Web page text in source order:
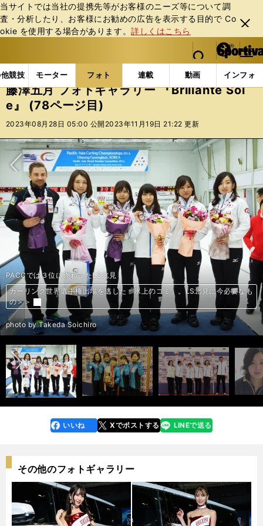
当サイトでは当社の提携先等がお客様のニーズ等について調
査・分析したり、お客様にお勧めの広告を表⽰する⽬的で Co
okie を使⽤する場合があります。詳しくはこちら
閉じ
る
web Sportiva (webスポルティーバ)
検索
マイペ
ー
ジ
メニュ
競技 モーター フォト 連載 動画 インフォ
b
ス
ポ
ル
ー
バ
フォトギャラリー スポーツビーナスギャラリー 藤
藤澤五月 フォトギャラリー 『Brillante Sol
e』 (78ページ目)
2023年08月28日 05:00 公開 2023年11月19日 21:22 更新
次へ
カーリングほか冬季競技記事一覧
カーリングほか冬季競技記事一覧
カーリングほか冬季競技記事一覧
カーリングほか冬季競技記事一覧
カーリングほか冬季競技記事一覧
カーリングほか冬季競技記事一覧
カーリングほか冬季競技記事一覧
カーリングほか冬季競技記事一覧
カーリングほか冬季競技記事一覧
カーリングほか冬季競技記事一覧
カーリングほか冬季競技記事一覧
カーリングほか冬季競技記事一覧
カーリングほか冬季競技記事一覧
カーリングほか冬季競技記事一覧
カーリングほか冬季競技記事一覧
カーリングほか冬季競技記事一覧
カーリングほか冬季競技記事一覧
カーリングほか冬季競技記事一覧
カーリングほか冬季競技記事一覧
カーリングほか冬季競技記事一覧
カーリングほか冬季競技記事一覧
カーリングほか冬季競技記事一覧
カーリングほか冬季競技記事一覧
カーリングほか冬季競技記事一覧
カーリングほか冬季競技記事一覧
カーリングほか冬季競技記事一覧
カーリングほか冬季競技記事一覧
カーリングほか冬季競技記事一覧
カーリングほか冬季競技記事一覧
カーリングほか冬季競技記事一覧
カーリングほか冬季競技記事一覧
カーリングほか冬季競技記事一覧
カーリングほか冬季競技記事一覧
カーリングほか冬季競技記事一覧
カーリングほか冬季競技記事一覧
カーリングほか冬季競技記事一覧
カーリングほか冬季競技記事一覧カーリングほか冬季競技記事一覧
カーリングほか冬季競技記事一覧
カーリングほか冬季競技記事一覧
カーリングほか冬季競技記事一覧
カーリングほか冬季競技記事一覧カーリングほか冬季競技記事一覧
カーリングほか冬季競技記事一覧
カーリングほか冬季競技記事一覧
カーリングほか冬季競技記事一覧
カーリングほか冬季競技記事一覧
カーリングほか冬季競技記事一覧
高校２年の冬、自らの進路について「とても迷った」という藤澤五月
「今しかできない」カーリングで生きていく覚悟を決めた藤澤五月の中部
電力入りはこうして決まった＞＞
photo by JMPA
カナダ・トロントで行なわれているグランドスラムに出場中のロコ・ソラー
レ。その現地より
ロコ・ソラーレ藤澤五月が当時流行していた「ビクトリー！」と叫んでい
た合宿 それがカーリング人生「すべての原点」だった＞＞
写真：吉田知那美撮影
ロコ・ソラーレの藤澤五月。２月末には日本ミックスダブルス選手権に出場
した
「半泣き」だった藤澤五月のスキップデビュー 「なんだこれ？」の連続だ
った初の欧州で衝撃を受けた、のちのライバルとは＞＞
photo by (C)JCA IDE
幼い頃の藤澤五月（左）。右は姉
ロコ・ソラーレ藤澤五月が初恋の相手を明かす。小学生の頃に抱いた「将
来の夢」とは？＞＞
写真：本人提供
ロコ・ソラーレの藤澤五月（中央）。カーリング女子日本代表として出場し
た2022年北京五輪では銀メダルを獲得した
ロコ・ソラーレ藤澤五月のカーリング人生。世界トップクラスに成長した
スキップの「原点」【連載スタート！】＞＞
photo by JMPA
幼少期の藤澤五月（左から２番目）。写真左から姉、本人、兄、母、父
ロコ・ソラーレ藤澤五月のカーリング人生。世界トップクラスに成長した
スキップの「原点」【連載スタート！】＞＞
写真：本人提供
スキップとしてチームを五輪ファイナルへと導いた藤澤五月
ロコ・ソラーレの藤澤五月が「投げ直したい」と悔やむ北京五輪でのショ
ット。「あの一投で勝敗が決まった」＞＞
photo by JMPA
北京五輪で銀メダルを獲得したロコ・ソラーレ
五輪銀メダルのロコ・ソラーレも絶対ではない。カーリング女子日本選手
権は過去最高レベルの争い＞＞
photo by JMPA
ロコ・ソラーレ、銅メダルから銀メダルへ。藤澤五月が語るチームの成長
とカーリングの魅力＞＞
photo by Fujimaki Goh
ロコ・ソラーレ、銅メダルから銀メダルへ。藤澤五月が語るチームの成長
とカーリングの魅力＞＞
カーリング女子日本代表・藤澤五月。メダル獲得の立役者はまさに「勉強
家」だった＞＞
photo by Fujimaki Goh
カーリング女子日本代表・藤澤五月。メダル獲得の立役者はまさに「勉強
家」だった＞＞
北京五輪で銀メダルを獲得したカーリング女子日本代表のロコ・ソラーレ
カーリング女子日本代表がもたらしたメダル以上に大切なもの。十分に伝
えた競技の魅力とカーリング界への好影響＞＞
photo by JMPA
日本カーリング史上初のファイナル進出を決めた日本代表のロコ・ソラーレ
カーリング女子日本代表が圧巻のショット率を叩き出した要因。初の頂点
へ緻密な戦略に期待＞＞
photo by JMPA
準決勝進出を決めたカーリング女子日本代表
藤澤五月の苦しむ姿を見て日本のライバルからエール。カーリング女子日
本代表の本領はこれから発揮される＞＞
photo by JMPA
ラウンドロビン４戦を終えて３勝１敗と好調なカーリング女子日本代表のロ
コ・ソラーレ
カーリング女子日本代表、快進撃の理由。難しいアイスへの対応力が向
上、予選突破へ中国、韓国との連戦が山場＞＞
photo by Noto Sunao/JMPA
北京五輪に挑むカーリング女子日本代表のロコ・ソラーレ。左から吉田知那
美、吉田夕梨花、鈴木夕湖、藤澤五月
ロコ・ソラーレの５人が語った北京五輪への思い。藤澤五月は「世界一に
なってみたいと思うようになった」＞＞
photo by Fujimaki Goh
PACCでは準優勝に終わったロコ・ソラーレ
ロコ・ソラーレにとって、PACCの敗戦も世界一への「いい教訓」＞＞
photo by Takeda Soichiro
五輪銅メダルのLS北見が、今度は日本選手権覇者・富士急との日本代表決定
戦に臨む
カーリング娘が負けられない激突！日本代表はLS北見か、富士急か＞＞
photo by JMPA
ミックスダブルス世界選手権で５位になった藤澤＆山口ペア
藤澤＆山口ペア、世界５位！カーリング界はこの快挙を次に活かせるか＞
＞
photo by Takeda Soichiro
ミックスダブルス世界選手権で５位になった藤澤＆山口ペア
カーリング再び快進撃。引きつる藤澤五月を山口剛史がイジってほぐす＞
＞
photo by Takeda Soichiro
本番へ向けて、入念な調整を重ねてきた山口＆藤澤ペア
カーリング藤澤五月ペア、結成１カ月半で再び「世界のトップ」に挑む＞
＞
photo by Takeda Soichiro
ミックスダブルス選手権を制した藤澤五月と山口剛史のペア
「無双」のカーリング藤澤五月。ミックスダブルスも世界を驚かせる！＞
＞
photo by Takeda Soichiro
吉田知那美（左）と藤澤五月の激突も見られるか
カーリング女子メダリストが激突のミックスダブルス、勝つのは誰だ？＞
＞
photo by JMPA
日本カーリング史上初の五輪メダルを獲得したLS北見
10カ国中９位のショット率でも、カーリング女子がメダルを取れたわけ＞
＞
photo by JMPA
平昌五輪でメダル獲得を目指すカーリング女子代表の藤澤五月（左）
カッコ悪くても勝つ。カーリングの求道者・藤澤五月は勝利に飢えている
＞＞
photo by JMPA
五輪初の決勝トーナメント進出を果たしたカーリング女子日本代表。スキッ
プの藤澤五月
カーリング女子。マナーを知らぬ韓国ファンが、逆に日本の勝利を呼ぶ＞
＞
photo by JMPA
３連勝と快進撃を見せているカーリング日本女子代表のLS北見
カーリング日本女子が快進撃。厄介なアイスに負けずメダルに突き進む＞
＞
photo by JMPA/Kishimoto Tsutomu
８月のどうぎんクラシックで優勝したロコ・ソラーレ北見
LS北見vs中部電力。五輪よりもシビれるカーリング女子の代表決定戦＞
＞
photo by Takeda Soichiro
PACCでは３位に終わったLS北見
カーリング世界選手権出場を逃した「氷上のゴミ」。LS北見に今必要なも
の＞＞
photo by Takeda Soichiro
日本選手権初優勝を飾ったLS北見。左から藤澤五月、吉田知那美、鈴木夕
湖、吉田夕梨花、本橋麻里
悲願達成の「舞台裏」。LS北見がカーリング日本一に輝いた理由＞＞
photo by Takeda Soichiro
日本代表となったLS北見。左から藤澤五月、吉田知那美、鈴木夕湖、吉田夕
梨花、本橋麻里、小野寺亮二コーチ
【カーリング】「LS北見」が本命・道銀に圧勝で初の日本代表に！＞＞
photo by Takeda Soichiro
中部電力のスキップから今季はLS北見に電撃移籍した藤澤五月
【カーリング】マリリン妊娠で「五輪代表争い」の勢力図が変わる!?＞＞
photo by Kouchi Shinji
中部電力の司令塔・藤澤五月（左）と主将の市川美余（右）
【カーリング】市川美余＆藤澤五月が明かす「女王・中部電力の秘密」＞
＞
photo by Kouchi Shinji
【カーリング】市川美余＆藤澤五月が明かす「女王・中部電力の秘密」＞
＞
photo by Kouchi Shinji
前へ
faceboo
k
いいね Xでポストする
line LINEで送る
その他のフォトギャラリー